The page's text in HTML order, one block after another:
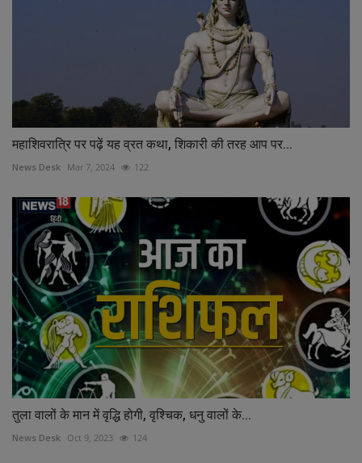
महाशिवरात्रि पर पढ़ें यह व्रत कथा, शिकारी की तरह आप पर...
News Desk Mar 7, 2024 122
तुला वालों के मान में वृद्धि होगी, वृश्चिक, धनु वालों के...
News Desk Oct 9, 2023 124